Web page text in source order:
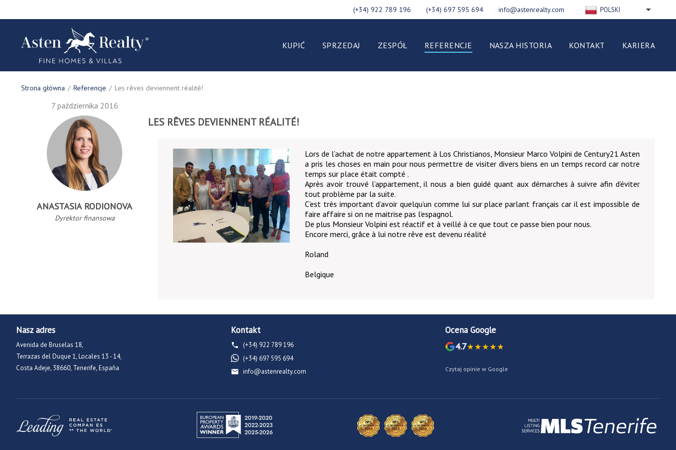
POLSKI
DEUTSCH
(+34) 922 789 196 (+34) 697 595 694 info@astenrealty.com
KUPIĆ SPRZEDAJ ZESPÓŁ REFERENCJE NASZA HISTORIA KONTAKT KARIERA
Strona główna / Referencje / Les rêves deviennent réalité!
7 października 2016
ANASTASIA RODIONOVA
Dyrektor finansowa
LES RÊVES DEVIENNENT RÉALITÉ!
Lors de l’achat de notre appartement à Los Christianos, Monsieur Marco Volpini de Century21 Asten
a pris les choses en main pour nous permettre de visiter divers biens en un temps record car notre
temps sur place était compté .
Après avoir trouvé l’appartement, il nous a bien guidé quant aux démarches à suivre afin d’éviter
tout problème par la suite.
C’est très important d’avoir quelqu’un comme lui sur place parlant français car il est impossible de
faire affaire si on ne maitrise pas l’espagnol.
De plus Monsieur Volpini est réactif et à veillé à ce que tout ce passe bien pour nous.
Encore merci, grâce à lui notre rêve est devenu réalité
Roland
Belgique
Nasz adres
Avenida de Bruselas 18,
Terrazas del Duque 1, Locales 13 - 14,
Costa Adeje, 38660, Tenerife, España
Kontakt
(+34) 922 789 196
(+34) 697 595 694
info@astenrealty.com
Ocena Google
4.7
Czytaj opinie w Google